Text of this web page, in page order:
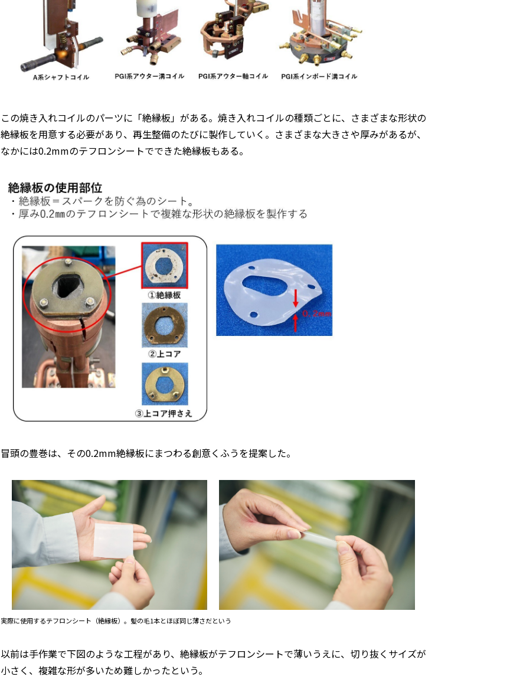
この焼き入れコイルのパーツに「絶縁板」がある。焼き入れコイルの種類ごとに、さまざまな形状の
絶縁板を用意する必要があり、再生整備のたびに製作していく。さまざまな大きさや厚みがあるが、
なかには0.2mmのテフロンシートでできた絶縁板もある。
冒頭の豊巻は、その0.2mm絶縁板にまつわる創意くふうを提案した。
実際に使用するテフロンシート（絶縁板）。髪の毛1本とほぼ同じ薄さだという
以前は手作業で下図のような工程があり、絶縁板がテフロンシートで薄いうえに、切り抜くサイズが
小さく、複雑な形が多いため難しかったという。